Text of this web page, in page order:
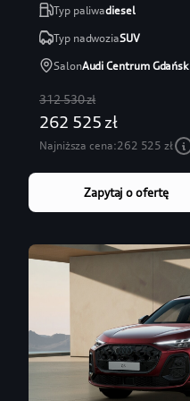
Typ paliwadiesel
Typ nadwoziaSUV
SalonAudi Centrum Gdańsk
312 530 zł
262 525 zł
Najniższa cena:262 525 zł
Zapytaj o ofertę